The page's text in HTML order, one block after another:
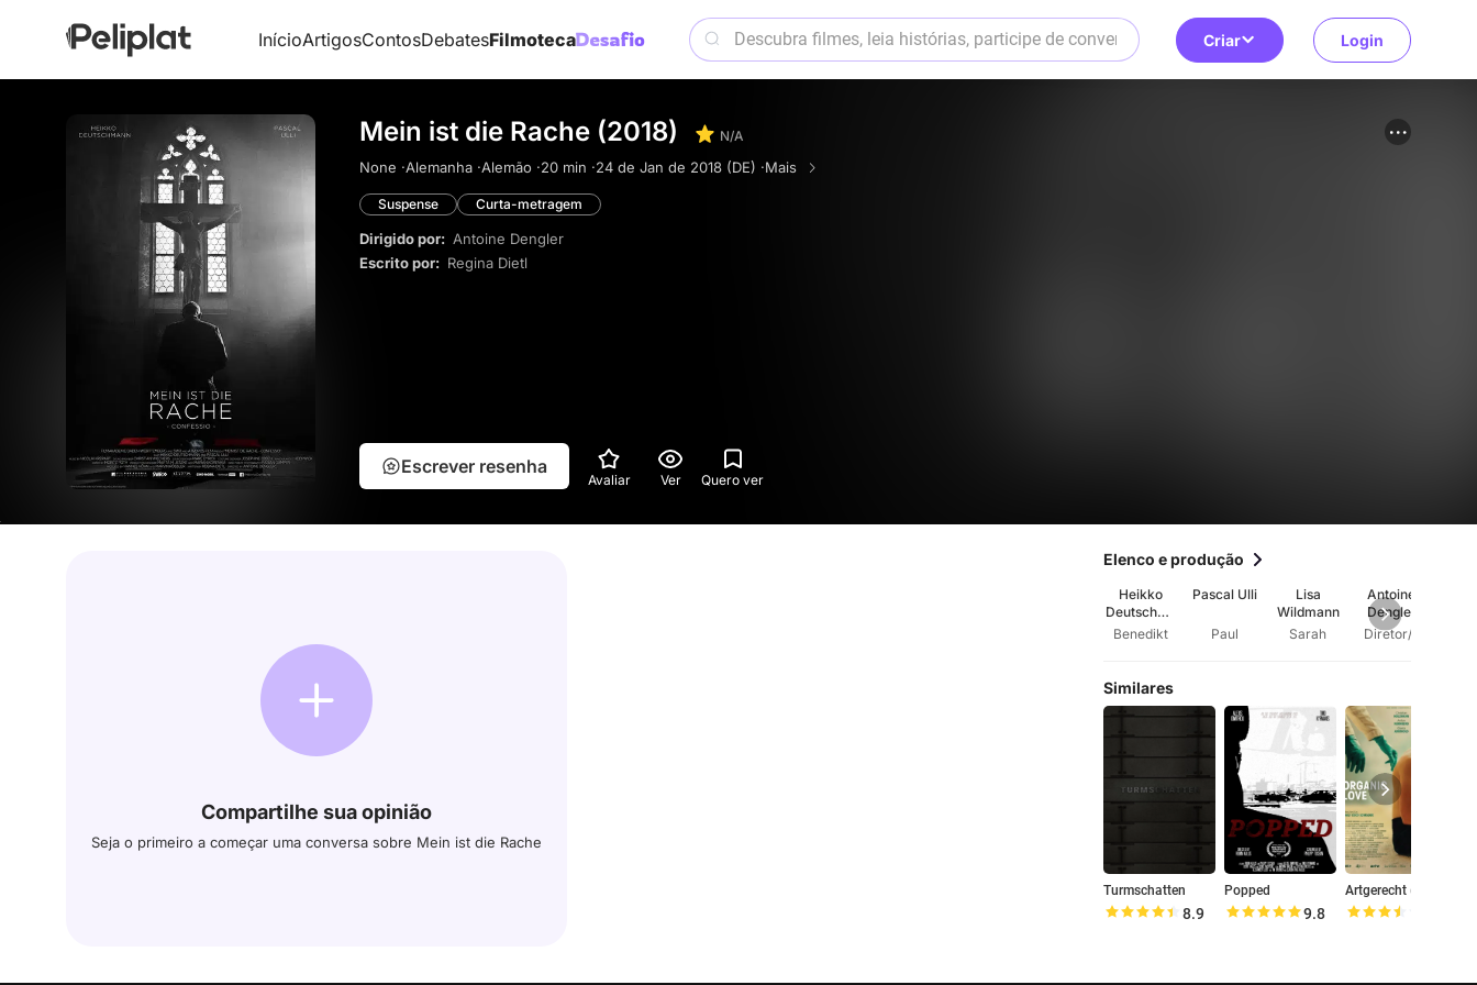
InícioArtigosContosDebatesFilmoteca Criar Login
Mein ist die Rache (2018) N/A
None ·Alemanha ·Alemão ·20 min ·24 de Jan de 2018 (DE) ·Mais
Suspense Curta-metragem
Dirigido por: Antoine Dengler
Escrito por: Regina Dietl
Escrever resenha
Avaliar Ver Quero ver
Compartilhe sua opinião
Seja o primeiro a começar uma conversa sobre Mein ist die Rache
Elenco e produção
Heikko
Deutschma
nn
Benedikt
Pascal Ulli
Paul
Lisa
Wildmann
Sarah
Antoine
Dengler
Diretor/a
Similares
Turmschatten
8.9
Popped
9.8